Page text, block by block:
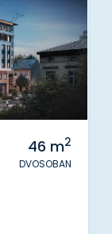
46 m2
DVOSOBAN